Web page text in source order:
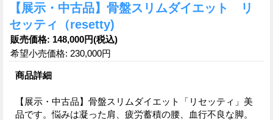
【展示・中古品】骨盤スリムダイエット リ
セッティ（resetty)
販売価格: 148,000円(税込)
希望小売価格: 230,000円
商品詳細
【展示・中古品】骨盤スリムダイエット「リセッティ」美
品です。悩みは凝った肩、疲労蓄積の腰、血行不良な脚。